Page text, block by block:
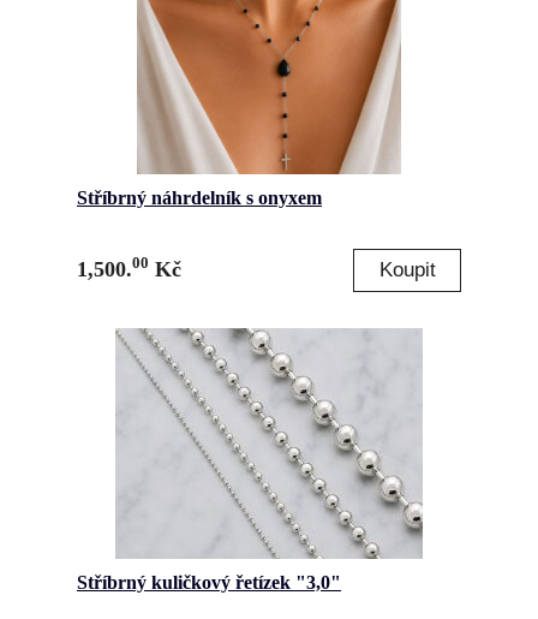
Stříbrný náhrdelník s onyxem
1,500.00 Kč
Stříbrný kuličkový řetízek "3,0"